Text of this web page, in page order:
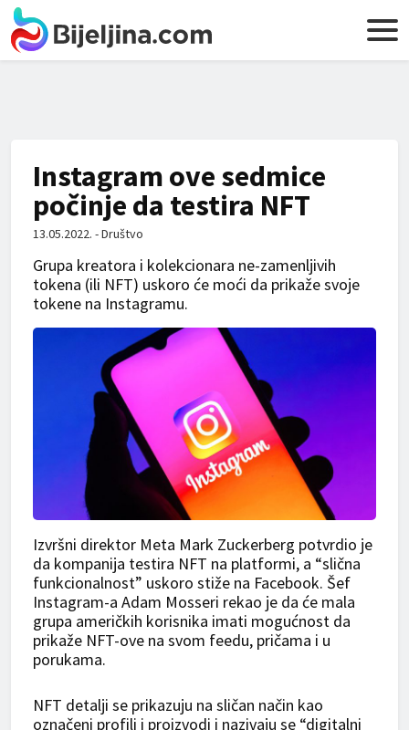
Instagram ove sedmice
počinje da testira NFT
13.05.2022. - Društvo
Grupa kreatora i kolekcionara ne-zamenljivih
tokena (ili NFT) uskoro će moći da prikaže svoje
tokene na Instagramu.
Izvršni direktor Meta Mark Zuckerberg potvrdio je
da kompanija testira NFT na platformi, a “slična
funkcionalnost” uskoro stiže na Facebook. Šef
Instagram-a Adam Mosseri rekao je da će mala
grupa američkih korisnika imati mogućnost da
prikaže NFT-ove na svom feedu, pričama i u
porukama.
NFT detalji se prikazuju na sličan način kao
označeni profili i proizvodi i nazivaju se “digitalni